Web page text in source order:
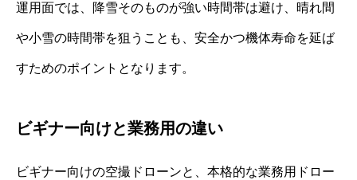
運用面では、降雪そのものが強い時間帯は避け、晴れ間
や小雪の時間帯を狙うことも、安全かつ機体寿命を延ば
すためのポイントとなります。
ビギナー向けと業務用の違い
ビギナー向けの空撮ドローンと、本格的な業務用ドロー